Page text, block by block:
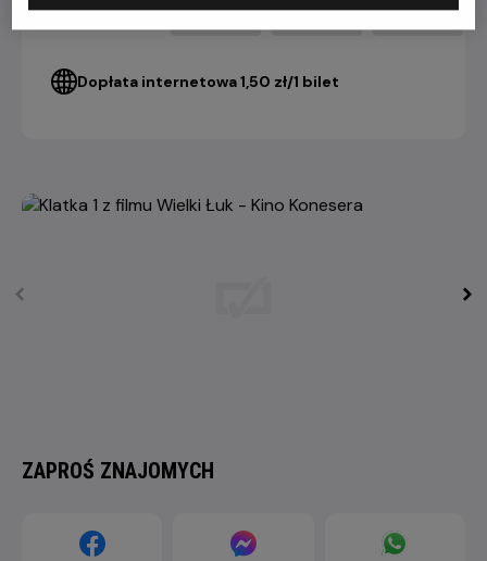
Bilet Konesera 22,90 ZŁ 26,90 ZŁ 28,90 ZŁ
Dopłata internetowa 1,50 zł/1 bilet
ZAPROŚ ZNAJOMYCH